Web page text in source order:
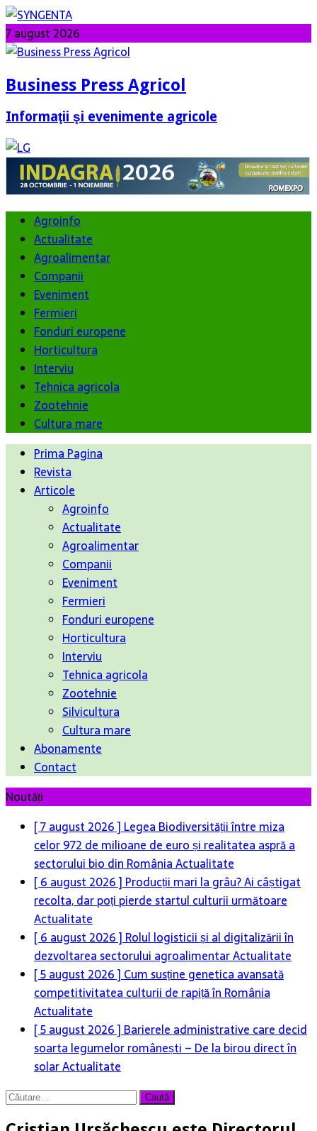
7 august 2026
Business Press Agricol
Informaţii şi evenimente agricole
Agroinfo
Actualitate
Agroalimentar
Companii
Eveniment
Fermieri
Fonduri europene
Horticultura
Interviu
Tehnica agricola
Zootehnie
Cultura mare
Prima Pagina
Revista
Articole
Agroinfo
Actualitate
Agroalimentar
Companii
Eveniment
Fermieri
Fonduri europene
Horticultura
Interviu
Tehnica agricola
Zootehnie
Silvicultura
Cultura mare
Abonamente
Contact
Noutăți
[ 7 august 2026 ] Legea Biodiversității între miza
celor 972 de milioane de euro și realitatea aspră a
sectorului bio din RomâniaActualitate
[ 6 august 2026 ] Producții mari la grâu? Ai câștigat
recolta, dar poți pierde startul culturii următoare
Actualitate
[ 6 august 2026 ] Rolul logisticii și al digitalizării în
dezvoltarea sectorului agroalimentarActualitate
[ 5 august 2026 ] Cum susține genetica avansată
competitivitatea culturii de rapiță în România
Actualitate
[ 5 august 2026 ] Barierele administrative care decid
soarta legumelor românești – De la birou direct în
solarActualitate
Caută